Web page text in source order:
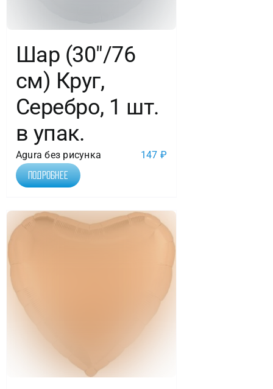
Шар (30″/76
см) Круг,
Серебро, 1 шт.
в упак.
Agura без рисунка 147 ₽
Подробнее